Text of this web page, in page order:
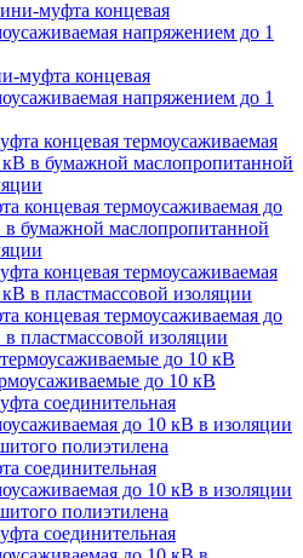
муфта концевая
напряжением до 1
концевая термоусаживаемая до
в бумажной маслопропитанной
концевая термоусаживаемая до
пластмассовой изоляции
до 10 кВ
соединительная
до 10 кВ в изоляции
полиэтилена